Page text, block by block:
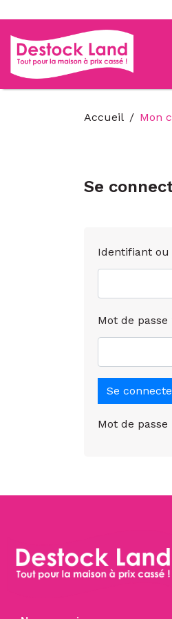
Accueil Mon
Se
Identifiant
Mot de passe
Se
Mot de